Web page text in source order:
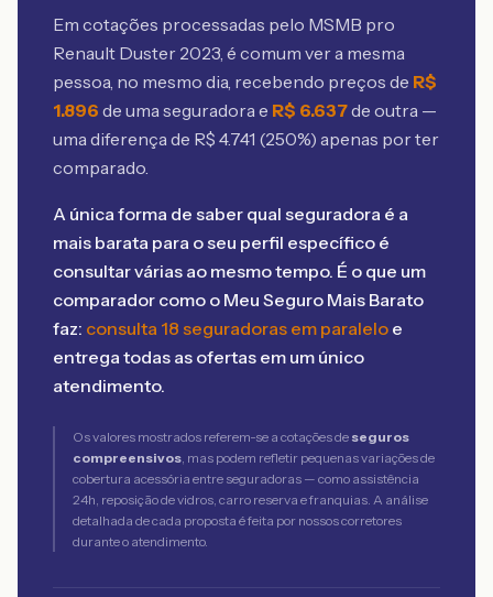
Em cotações processadas pelo MSMB pro
Renault Duster 2023, é comum ver a mesma
pessoa, no mesmo dia, recebendo preços de R$
1.896 de uma seguradora e R$ 6.637de outra —
uma diferença de R$ 4.741 (250%) apenas por ter
comparado.
A única forma de saber qual seguradora é a
mais barata para o seu perfil específico é
consultar várias ao mesmo tempo. É o que um
comparador como o Meu Seguro Mais Barato
faz: consulta 18 seguradoras em paralelo e
entrega todas as ofertas em um único
atendimento.
Os valores mostrados referem-se a cotações de seguros
compreensivos, mas podem refletir pequenas variações de
cobertura acessória entre seguradoras — como assistência
24h, reposição de vidros, carro reserva e franquias. A análise
detalhada de cada proposta é feita por nossos corretores
durante o atendimento.